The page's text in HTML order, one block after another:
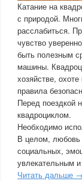
Катание на
с природой.
расслабиться.
чувство
быть полезным
машины.
хозяйстве,
правила
Перед поездкой
квадроциклом.
Необходимо
В целом, любовь
социальных,
увлекательным
Читать дальше →